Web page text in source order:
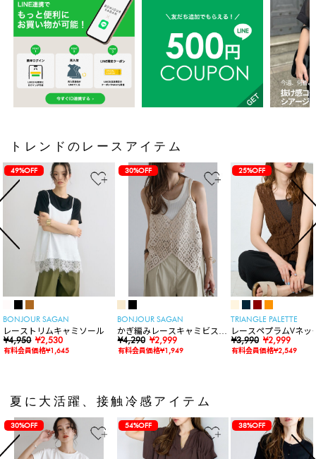
トレンドのレースアイテム
49%OFF
BONJOUR SAGAN
レーストリムキャミソール
¥4,950 ¥2,530
有料会員価格¥1,645
30%OFF
BONJOUR SAGAN
かぎ編みレースキャミビスチ
ェ
¥4,290 ¥2,999
有料会員価格¥1,949
25%OFF
TRIANGLE PALETTE
レースペプラムVネッ
ト
¥3,990 ¥2,999
有料会員価格¥2,549
夏に大活躍、接触冷感アイテム
30%OFF 54%OFF 38%OFF